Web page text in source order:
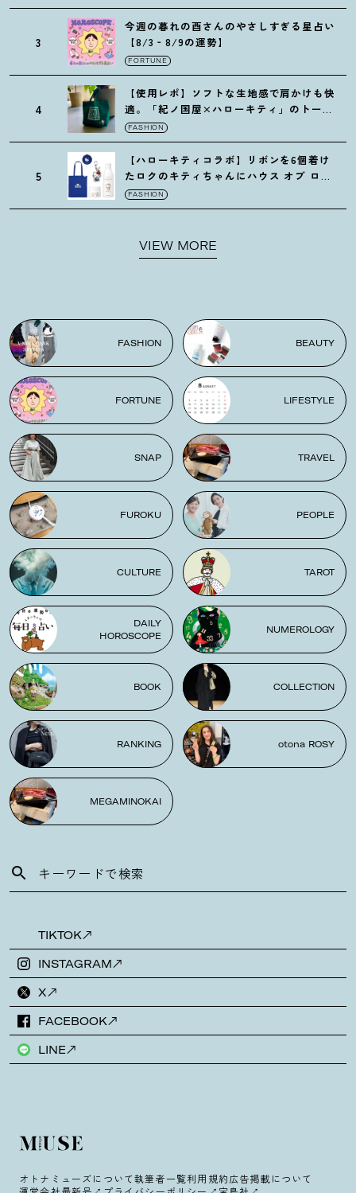
3
今週の暮れの酉さんのやさしすぎる星占い
【8/3‐8/9の運勢】
FORTUNE
4
【使用レポ】ソフトな生地感で肩かけも快
適。「紀ノ国屋×ハローキティ」のトート
がガシガシ使えて最高です
FASHION
5
【ハローキティコラボ】リボンを6個着け
たロクのキティちゃんにハウス オブ ロー
ゼの限定パケも
FASHION
VIEW MORE
FASHION BEAUTY
FORTUNE LIFESTYLE
SNAP TRAVEL
FUROKU PEOPLE
CULTURE TAROT
DAILY
HOROSCOPE
NUMEROLOGY
BOOK COLLECTION
RANKING otona ROSY
MEGAMINOKAI
TIKTOK
INSTAGRAM
X
FACEBOOK
LINE
オトナミューズについて執筆者一覧利用規約広告掲載について